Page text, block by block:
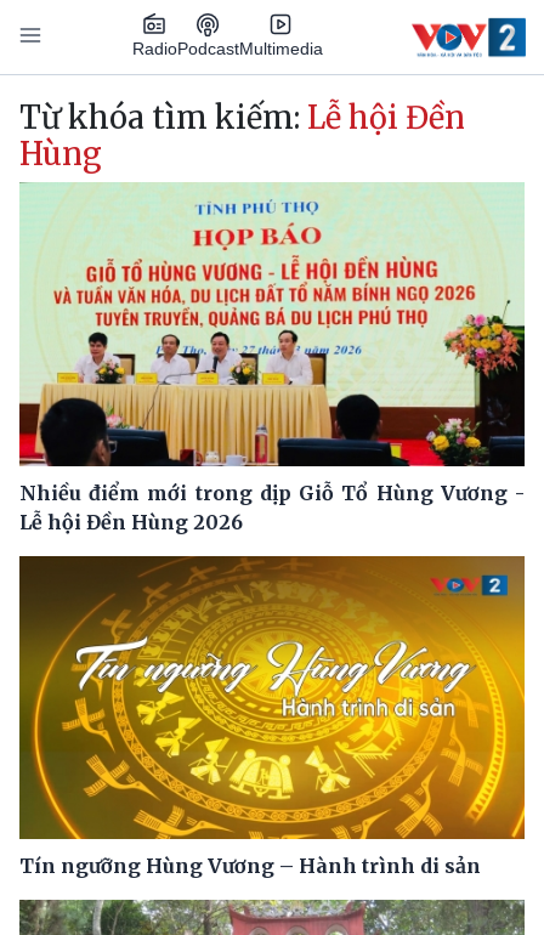
Nhảy đến nội dung
RadioPodcastMultimedia
Main navigation
Từ khóa tìm kiếm: Lễ hội Đền
Hùng
Nhiều điểm mới trong dịp Giỗ Tổ Hùng Vương -
Lễ hội Đền Hùng 2026
Tín ngưỡng Hùng Vương – Hành trình di sản